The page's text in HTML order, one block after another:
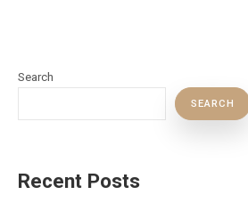
Search
SEARCH
Recent Posts